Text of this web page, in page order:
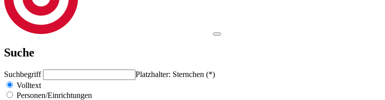
Suche
Suchbegriff
Platzhalter: Sternchen (*)
Volltext
Personen/Einrichtungen